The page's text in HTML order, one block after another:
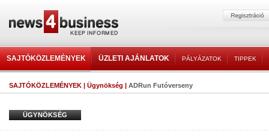
SAJTÓKÖZLEMÉNYEK ÜZLETI AJÁNLATOK PÁLYÁZATOK TIPPEK
SAJTÓKÖZLEMÉNYEK | Ügynökség | ADRun Futóverseny
ÜGYNÖKSÉG